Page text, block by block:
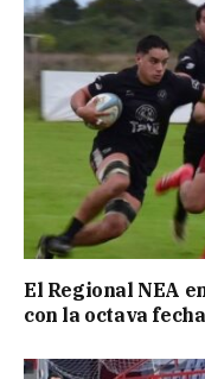
El Regional NEA
con la octava fecha